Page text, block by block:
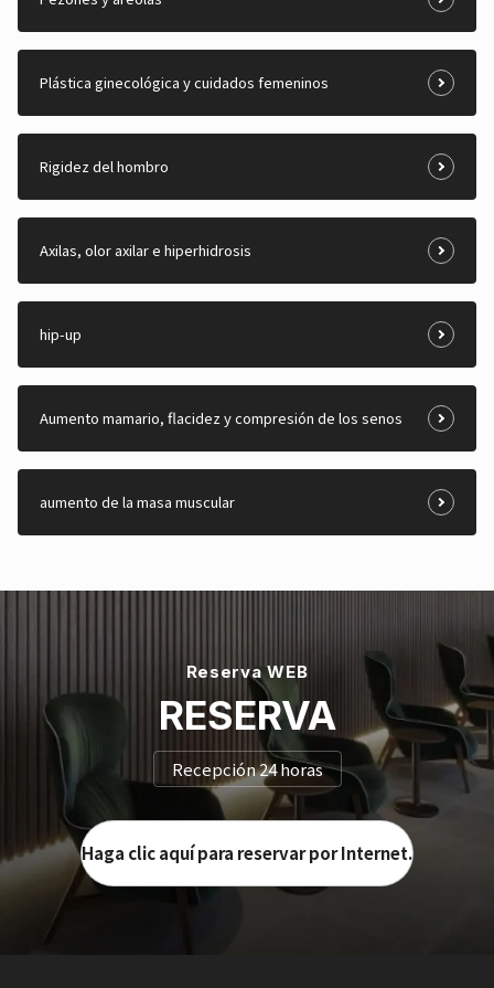
Plástica ginecológica y cuidados femeninos
Rigidez del hombro
Axilas, olor axilar e hiperhidrosis
hip-up
Aumento mamario, flacidez y compresión de los senos
aumento de la masa muscular
Reserva WEB
RESERVA
Recepción 24 horas
Haga clic aquí para reservar por Internet.